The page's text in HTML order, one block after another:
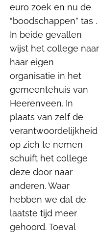
euro zoek en nu de
“boodschappen” tas .
In beide gevallen
wijst het college naar
haar eigen
organisatie in het
gemeentehuis van
Heerenveen. In
plaats van zelf de
verantwoordelijkheid
op zich te nemen
schuift het college
deze door naar
anderen. Waar
hebben we dat de
laatste tijd meer
gehoord. Toeval